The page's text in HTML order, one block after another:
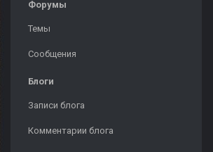
Форумы
Темы
Сообщения
Блоги
Записи блога
Комментарии блога